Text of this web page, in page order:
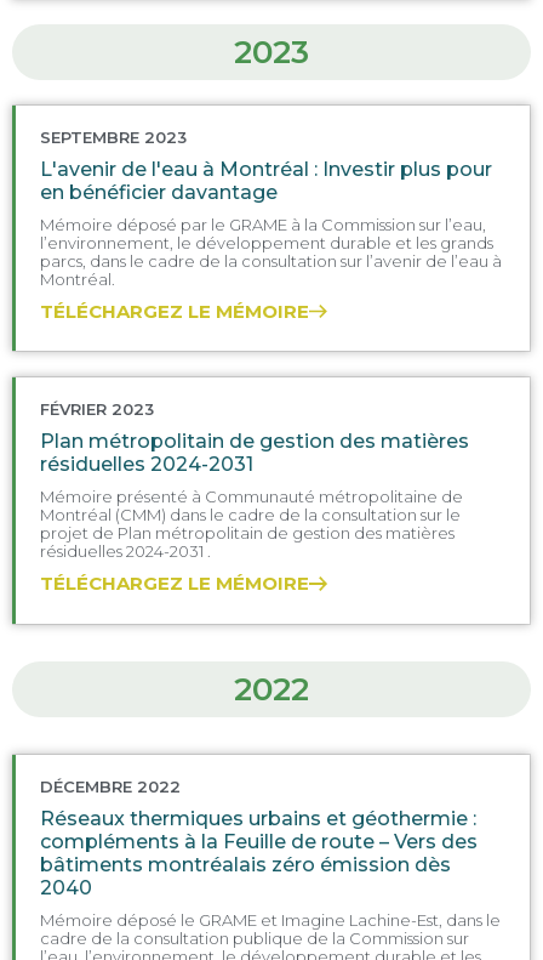
2023
SEPTEMBRE 2023
L'avenir de l'eau à Montréal : Investir plus pour
en bénéficier davantage
Mémoire déposé par le GRAME à la Commission sur l’eau,
l’environnement, le développement durable et les grands
parcs, dans le cadre de la consultation sur l’avenir de l’eau à
Montréal.
TÉLÉCHARGEZ LE MÉMOIRE
FÉVRIER 2023
Plan métropolitain de gestion des matières
résiduelles 2024-2031
Mémoire présenté à Communauté métropolitaine de
Montréal (CMM) dans le cadre de la consultation sur le
projet de Plan métropolitain de gestion des matières
résiduelles 2024-2031 .
TÉLÉCHARGEZ LE MÉMOIRE
2022
DÉCEMBRE 2022
Réseaux thermiques urbains et géothermie :
compléments à la Feuille de route – Vers des
bâtiments montréalais zéro émission dès
2040
Mémoire déposé le GRAME et Imagine Lachine-Est, dans le
cadre de la consultation publique de la Commission sur
l’eau, l’environnement, le développement durable et les